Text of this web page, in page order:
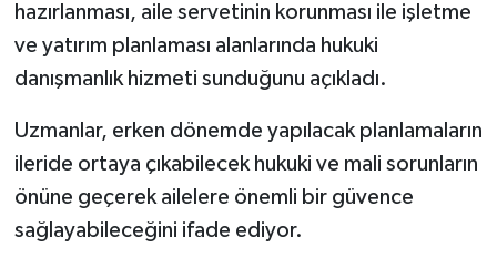
hazırlanması, aile servetinin korunması ile işletme
ve yatırım planlaması alanlarında hukuki
danışmanlık hizmeti sunduğunu açıkladı.
Uzmanlar, erken dönemde yapılacak planlamaların
ileride ortaya çıkabilecek hukuki ve mali sorunların
önüne geçerek ailelere önemli bir güvence
sağlayabileceğini ifade ediyor.